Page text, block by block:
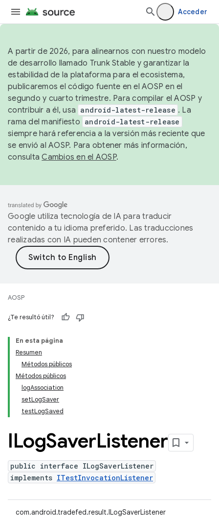
Acceder
A partir de 2026, para alinearnos con nuestro modelo
de desarrollo llamado Trunk Stable y garantizar la
estabilidad de la plataforma para el ecosistema,
publicaremos el código fuente en el AOSP en el
segundo y cuarto trimestre. Para compilar el AOSP y
contribuir a él, usa android-latest-release . La
rama del manifiesto android-latest-release
siempre hará referencia a la versión más reciente que
se envió al AOSP. Para obtener más información,
consultaCambios en el AOSP.
Google utiliza tecnología de IA para traducir
contenido a tu idioma preferido. Las traducciones
realizadas con IA pueden contener errores.
AOSP
¿Te resultó útil?
En esta página
Resumen
Métodos públicos
Métodos públicos
logAssociation
setLogSaver
testLogSaved
ILogSaverListener
public interface ILogSaverListener
implements ITestInvocationListener
com.android.tradefed.result.ILogSaverListener